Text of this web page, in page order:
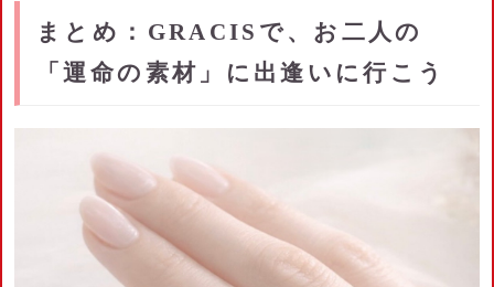
まとめ：GRACISで、お二人の
「運命の素材」に出逢いに行こう